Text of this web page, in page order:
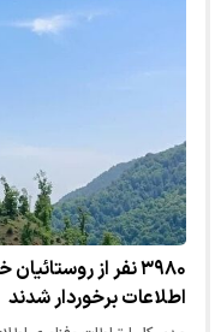
۳۹۸۰ نفر از
اطلاعات برخوردار شدند